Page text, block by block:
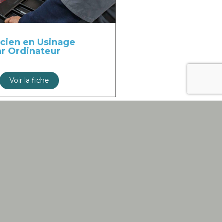
en Usinage
Ordinateur
Voir la fiche